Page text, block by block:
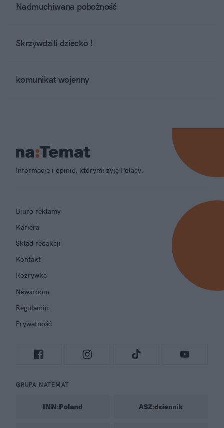
Nadmuchiwana pobożność
Skrzywdzili dziecko !
komunikat wojenny
Informacje i opinie, którymi żyją Polacy.
Biuro reklamy
Kariera
Skład redakcji
Kontakt
Rozrywka
Newsroom
Regulamin
Prywatność
GRUPA NATEMAT